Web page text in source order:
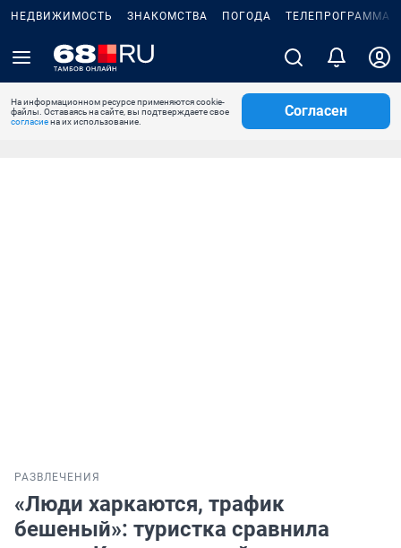
НЕДВИЖИМОСТЬ ЗНАКОМСТВА ПОГОДА ТЕЛЕПРОГРАММА
На информационном ресурсе применяются cookie-
файлы. Оставаясь на сайте, вы подтверждаете свое
согласиена их использование.
Согласен
РАЗВЛЕЧЕНИЯ
«Люди харкаются, трафик
бешеный»: туристка сравнила